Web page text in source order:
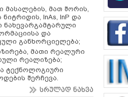
მასალების, მათ შორის,
ნიტრიდის, InAs, InP და
ნახევარგამტარული
და
განხორციელება;
მათი რეალური
რეალიზება;
ტექნოლოგიური
შერჩევა.
სრულად ნახვა